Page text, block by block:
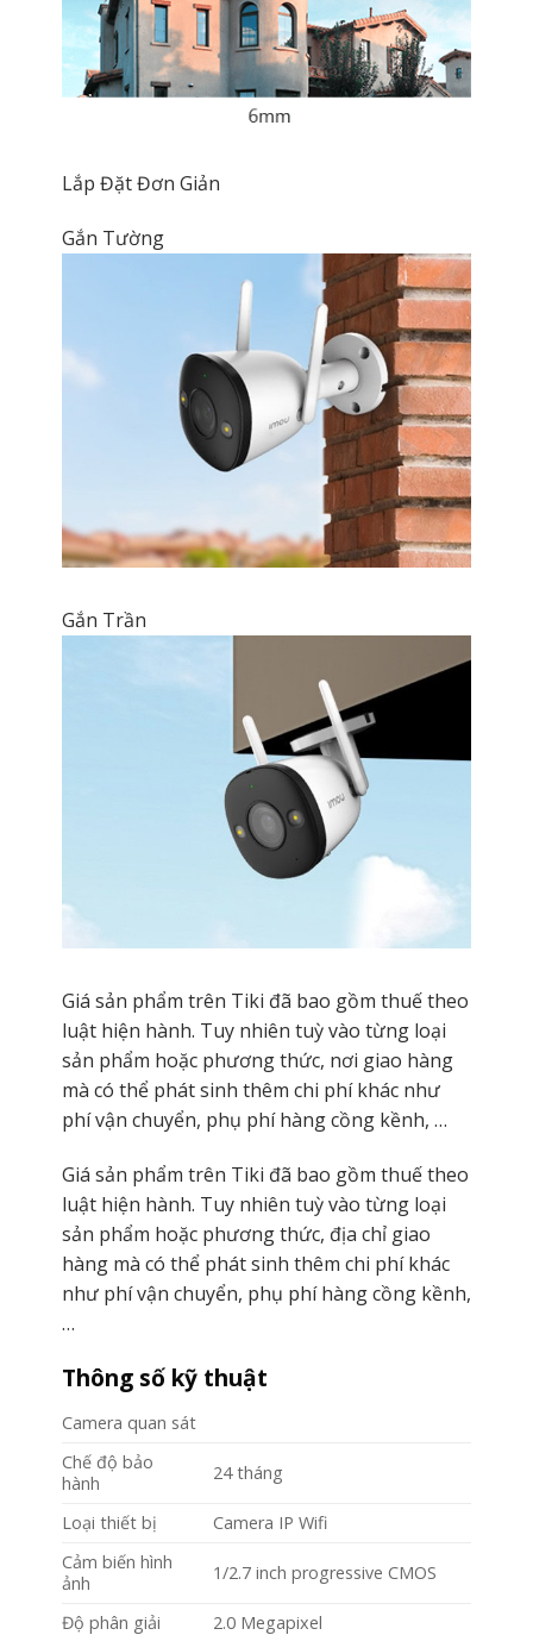
Lắp Đặt Đơn Giản
Gắn Tường
Gắn Trần
Giá sản phẩm trên Tiki đã bao gồm thuế theo
luật hiện hành. Tuy nhiên tuỳ vào từng loại
sản phẩm hoặc phương thức, nơi giao hàng
mà có thể phát sinh thêm chi phí khác như
phí vận chuyển, phụ phí hàng cồng kềnh, …
Giá sản phẩm trên Tiki đã bao gồm thuế theo
luật hiện hành. Tuy nhiên tuỳ vào từng loại
sản phẩm hoặc phương thức, địa chỉ giao
hàng mà có thể phát sinh thêm chi phí khác
như phí vận chuyển, phụ phí hàng cồng kềnh,
…
Thông số kỹ thuật
Camera quan sát
Chế độ bảo
hành
24 tháng
Loại thiết bị
Camera IP Wifi
Cảm biến hình
ảnh
1/2.7 inch progressive CMOS
Độ phân giải
2.0 Megapixel